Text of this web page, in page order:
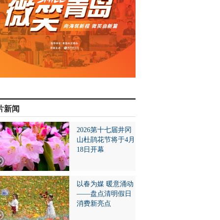
新闻
2026第十七届井冈
山杜鹃花节将于4月
18日开幕
以春为媒 暖意涌动
——盘点清明假日
消费新亮点